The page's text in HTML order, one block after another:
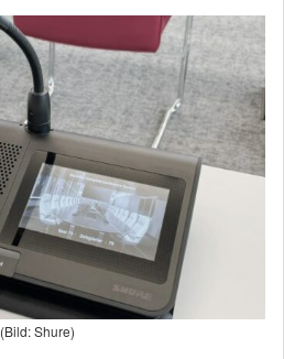
(Bild: Shure)